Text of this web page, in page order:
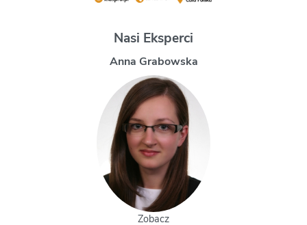
Nasi Eksperci
Magdalena Uchman